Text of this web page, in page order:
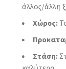
άλλος/άλλη
Χώρος:
Στάση: